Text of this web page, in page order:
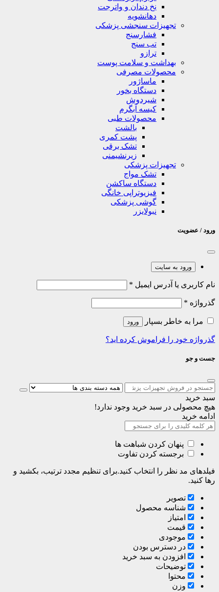
نخ دندان و واترجت
دهانشویه
تجهیزات سنجشی پزشکی
فشارسنج
تب سنج
ترازو
بهداشت و سلامت پوست
محصولات مصرفی
ماساژور
دستگاه بخور
شیردوش
کیسه آبگرم
محصولات طبی
بالشت
پشت کمری
تشک برقی
زیرنشیمنی
تجهیزات پزشکی
تشک مواج
دستگاه ساکشن
فیزیوتراپی خانگی
گوشی پزشکی
نبولایزر
ورود / عضویت
ورود به سایت
نام کاربری یا آدرس ایمیل *
گذرواژه *
مرا به خاطر بسپار ورود
گذرواژه خود را فراموش کرده اید؟
جست و جو
سبد خرید
هیچ محصولی در سبد خرید وجود ندارد!
ادامه خرید
پنهان کردن شباهت ها
برجسته کردن تفاوت
فیلدهای مد نظر را انتخاب کنید.برای تنظیم مجدد ترتیب، بکشید و
رها کنید.
تصویر
شناسه محصول
امتیاز
قیمت
موجودی
در دسترس بودن
افزودن به سبد خرید
توضیحات
محتوا
وزن